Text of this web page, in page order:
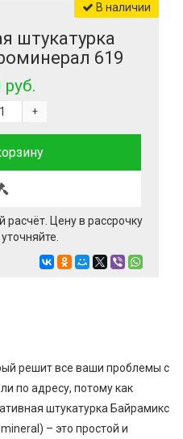
В наличии
штукатурка
619
руб.
+
расчёт. Цену в рассрочку
решит все ваши проблемы с
по адресу, потому как
штукатурка Байрамикс
– это простой и